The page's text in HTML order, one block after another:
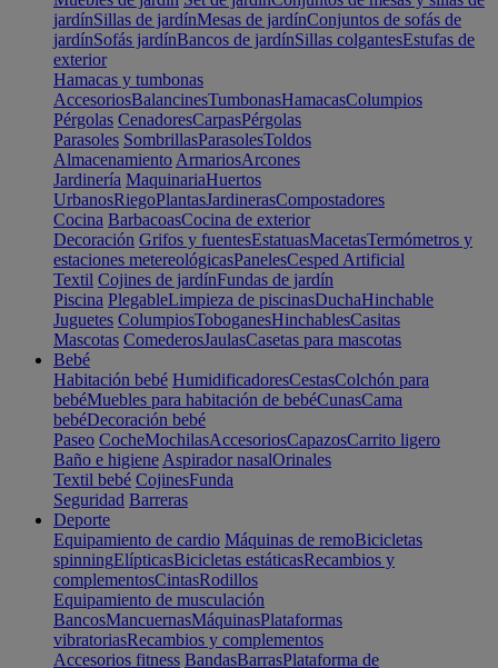
jardínSillas de jardínMesas de jardínConjuntos de sofás de
jardínSofás jardínBancos de jardínSillas colgantesEstufas de
exterior
Hamacas y tumbonas
AccesoriosBalancinesTumbonasHamacasColumpios
Pérgolas CenadoresCarpasPérgolas
Parasoles SombrillasParasolesToldos
Almacenamiento ArmariosArcones
Jardinería MaquinariaHuertos
UrbanosRiegoPlantasJardinerasCompostadores
Cocina BarbacoasCocina de exterior
Decoración Grifos y fuentesEstatuasMacetasTermómetros y
estaciones metereológicasPanelesCesped Artificial
Textil Cojines de jardínFundas de jardín
Piscina PlegableLimpieza de piscinasDuchaHinchable
Juguetes ColumpiosToboganesHinchablesCasitas
Mascotas ComederosJaulasCasetas para mascotas
Bebé
Habitación bebé HumidificadoresCestasColchón para
bebéMuebles para habitación de bebéCunasCama
bebéDecoración bebé
Paseo CocheMochilasAccesoriosCapazosCarrito ligero
Baño e higiene Aspirador nasalOrinales
Textil bebé CojinesFunda
Seguridad Barreras
Deporte
Equipamiento de cardio Máquinas de remoBicicletas
spinningElípticasBicicletas estáticasRecambios y
complementosCintasRodillos
Equipamiento de musculación
BancosMancuernasMáquinasPlataformas
vibratoriasRecambios y complementos
Accesorios fitness BandasBarrasPlataforma de